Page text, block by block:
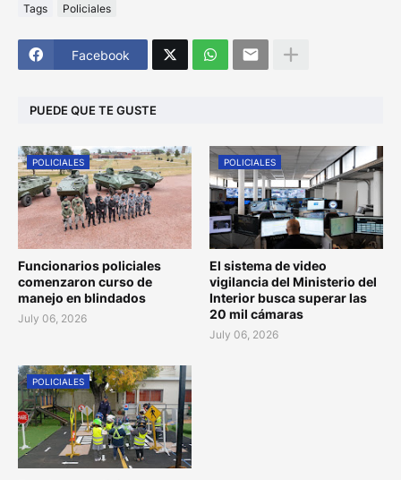
Tags Policiales
Facebook
PUEDE QUE TE GUSTE
POLICIALES
Funcionarios policiales
comenzaron curso de
manejo en blindados
July 06, 2026
POLICIALES
El sistema de video
vigilancia del Ministerio del
Interior busca superar las
20 mil cámaras
July 06, 2026
POLICIALES